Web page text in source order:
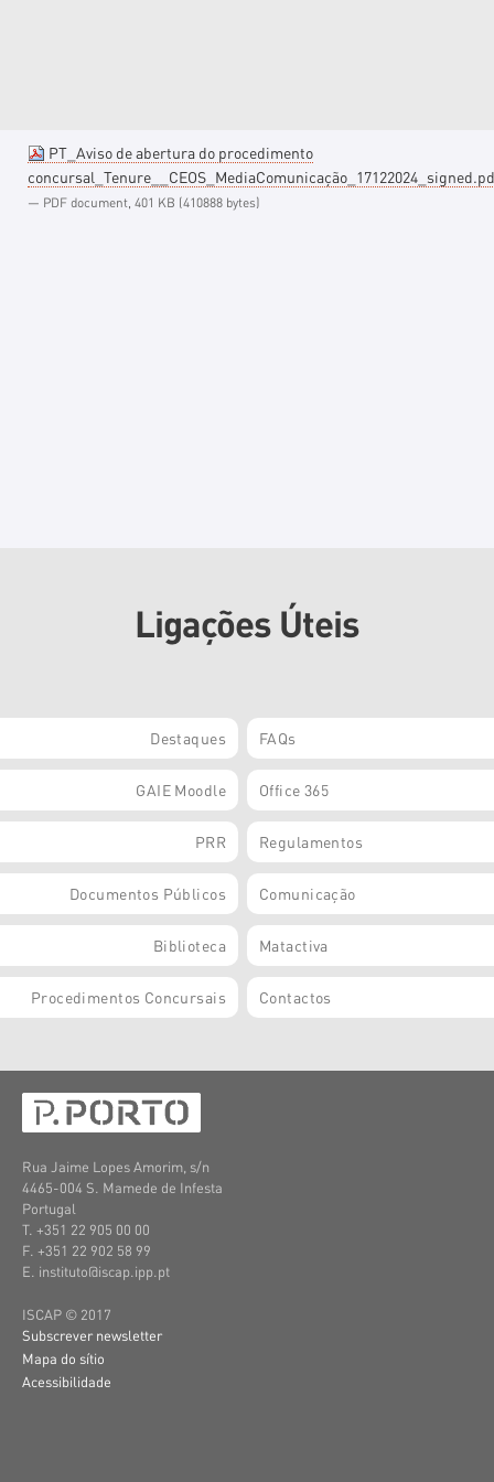
PT_Aviso de abertura do procedimento
— PDF document, 401 KB (410888 bytes)
Ligações Úteis
Destaques FAQs
GAIE Moodle Office 365
PRR Regulamentos
Documentos Públicos Comunicação
Biblioteca Matactiva
Procedimentos Concursais Contactos
Rua Jaime Lopes Amorim, s/n
4465-004 S. Mamede de Infesta
Portugal
T. +351 22 905 00 00
F. +351 22 902 58 99
E. instituto@iscap.ipp.pt
ISCAP © 2017
Subscrever newsletter
Mapa do sítio
Acessibilidade